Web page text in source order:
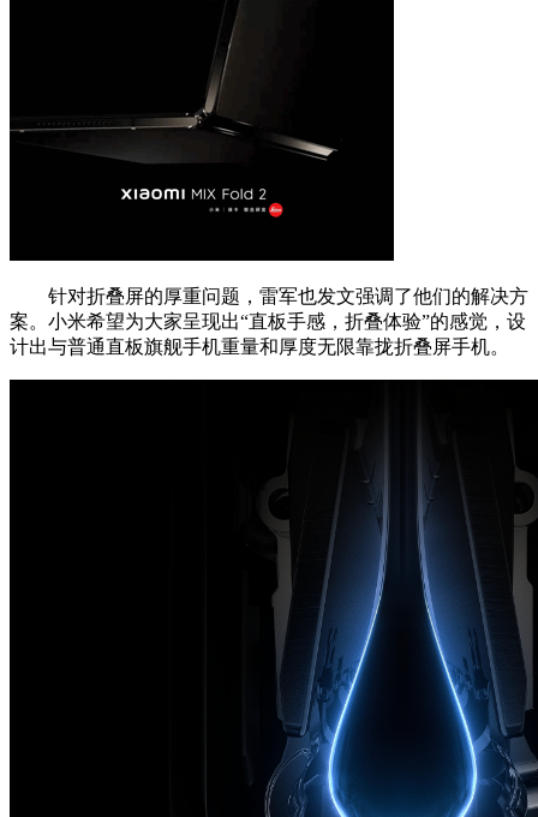
针对折叠屏的厚重问题，雷军也发文强调了他们的解决方
案。小米希望为大家呈现出“直板手感，折叠体验”的感觉，设
计出与普通直板旗舰手机重量和厚度无限靠拢折叠屏手机。